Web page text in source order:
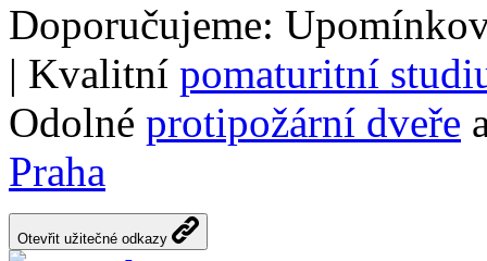
Doporučujeme:
| Kvalitní pomaturitní
Odolné protipožární dveře
Praha
Otevřit užitečné odkazy